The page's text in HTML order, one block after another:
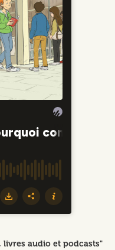
livres audio et podcasts"